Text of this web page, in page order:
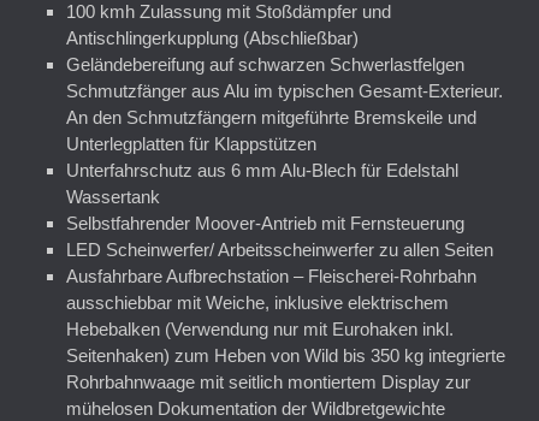
100 kmh Zulassung mit Stoßdämpfer und
Antischlingerkupplung (Abschließbar)
Geländebereifung auf schwarzen Schwerlastfelgen
Schmutzfänger aus Alu im typischen Gesamt-Exterieur.
An den Schmutzfängern mitgeführte Bremskeile und
Unterlegplatten für Klappstützen
Unterfahrschutz aus 6 mm Alu-Blech für Edelstahl
Wassertank
Selbstfahrender Moover-Antrieb mit Fernsteuerung
LED Scheinwerfer/ Arbeitsscheinwerfer zu allen Seiten
Ausfahrbare Aufbrechstation – Fleischerei-Rohrbahn
ausschiebbar mit Weiche, inklusive elektrischem
Hebebalken (Verwendung nur mit Eurohaken inkl.
Seitenhaken) zum Heben von Wild bis 350 kg integrierte
Rohrbahnwaage mit seitlich montiertem Display zur
mühelosen Dokumentation der Wildbretgewichte